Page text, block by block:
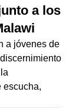
a los
a jóvenes de
escucha,